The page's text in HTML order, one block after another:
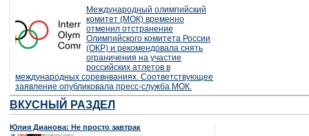
Международный олимпийский
комитет (МОК) временно
отменил отстранение
Олимпийского комитета России
(ОКР) и рекомендовала снять
ограничения на участие
российских атлетов в
международных соревнваниях. Соответствующее
заявление опубликовала пресс-служба МОК.
ВКУСНЫЙ РАЗДЕЛ
Юлия Дианова: Не просто завтрак